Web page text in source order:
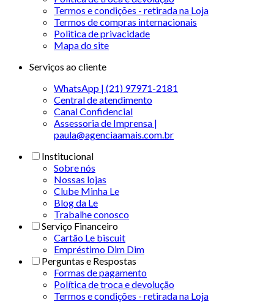
Termos e condições - retirada na Loja
Termos de compras internacionais
Politica de privacidade
Mapa do site
Serviços ao cliente
WhatsApp | (21) 97971-2181
Central de atendimento
Canal Confidencial
Assessoria de Imprensa |
paula@agenciaamais.com.br
Institucional
Sobre nós
Nossas lojas
Clube Minha Le
Blog da Le
Trabalhe conosco
Serviço Financeiro
Cartão Le biscuit
Empréstimo Dim Dim
Perguntas e Respostas
Formas de pagamento
Política de troca e devolução
Termos e condições - retirada na Loja